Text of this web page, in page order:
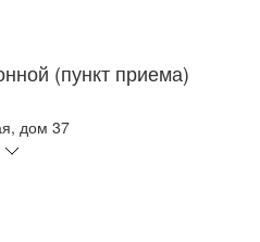
(пункт приема)
дом 37